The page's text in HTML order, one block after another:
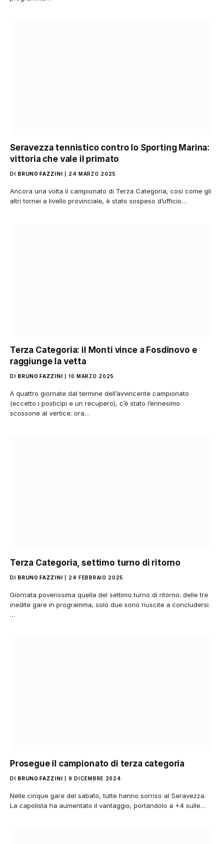
Seravezza tennistico contro lo Sporting Marina:
vittoria che vale il primato
DI BRUNO FAZZINI 24 MARZO 2025
Ancora una volta il campionato di Terza Categoria, così come gli
altri tornei a livello provinciale, è stato sospeso d’ufficio…
Terza Categoria: il Monti vince a Fosdinovo e
raggiunge la vetta
DI BRUNO FAZZINI 10 MARZO 2025
A quattro giornate dal termine dell’avvincente campionato
(eccetto i posticipi e un recupero), c’è stato l’ennesimo
scossone al vertice: ora…
Terza Categoria, settimo turno di ritorno
DI BRUNO FAZZINI 24 FEBBRAIO 2025
Giornata poverissima quella del settimo turno di ritorno: delle tre
inedite gare in programma, solo due sono riuscite a concludersi.
…
Prosegue il campionato di terza categoria
DI BRUNO FAZZINI 9 DICEMBRE 2024
Nelle cinque gare del sabato, tutte hanno sorriso al Seravezza.
La capolista ha aumentato il vantaggio, portandolo a +4 sulle…